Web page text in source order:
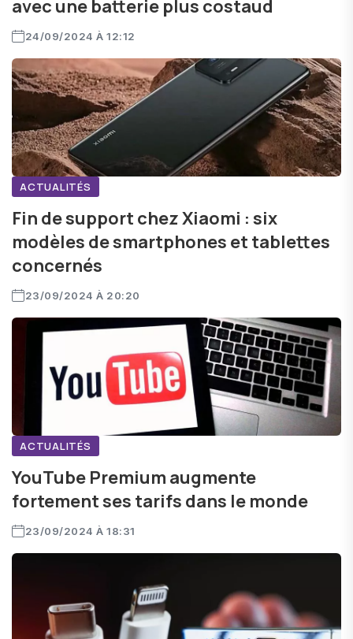
avec une batterie plus costaud
24/09/2024 À 12:12
ACTUALITÉS
Fin de support chez Xiaomi : six
modèles de smartphones et tablettes
concernés
23/09/2024 À 20:20
ACTUALITÉS
YouTube Premium augmente
fortement ses tarifs dans le monde
23/09/2024 À 18:31